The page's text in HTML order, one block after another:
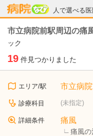
人で選べる
病院なび
市立病院前駅周辺の痛
ック
19 件見つかりました
エリア/駅 市立病
診療科目 (未指定)
詳細条件 痛風
痛風